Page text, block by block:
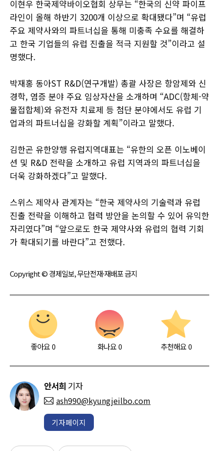
이현우 한국제약바이오협회 상무는 “한국의 신약 파이프
라인이 올해 하반기 3200개 이상으로 확대됐다”며 “유럽
주요 제약사와의 파트너십을 통해 미충족 수요를 해결하
고 한국 기업들의 유럽 진출을 적극 지원할 것”이라고 설
명했다.
박재홍 동아ST R&D(연구개발) 총괄 사장은 항암제와 신
경학, 염증 분야 주요 임상자산을 소개하며 “ADC(항체-약
물접합체)와 유전자 치료제 등 첨단 분야에서도 유럽 기
업과의 파트너십을 강화할 계획”이라고 말했다.
김한곤 유한양행 유럽지역대표는 “유한의 오픈 이노베이
션 및 R&D 전략을 소개하고 유럽 지역과의 파트너십을
더욱 강화하겠다”고 말했다.
스위스 제약사 관계자는 “한국 제약사의 기술력과 유럽
진출 전략을 이해하고 협력 방안을 논의할 수 있어 유익한
자리였다”며 “앞으로도 한국 제약사와 유럽의 협력 기회
가 확대되기를 바란다”고 전했다.
Copyright © 경제일보, 무단전재·재배포 금지
좋아요0 화나요0 추천해요 0
안서희 기자
ash990@kyungjeilbo.com
기자페이지